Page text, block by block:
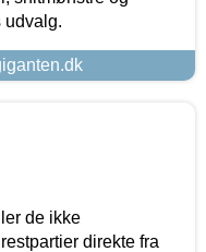
udvalg.
de ikke
direkte fra